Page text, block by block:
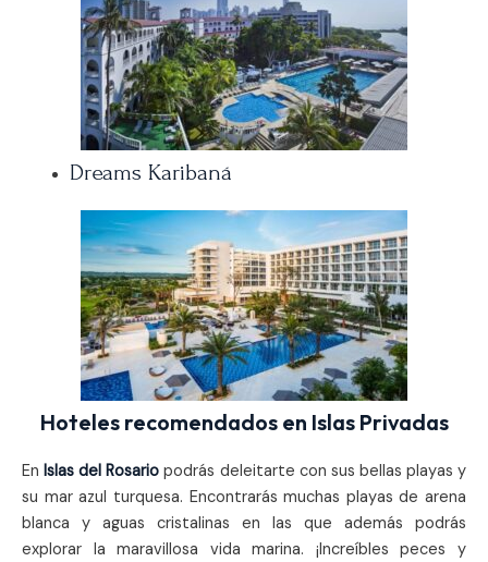
Dreams Karibaná
Hoteles recomendados en Islas Privadas
EnIslas del Rosario podrás deleitarte con sus bellas playas y
su mar azul turquesa. Encontrarás muchas playas de arena
blanca y aguas cristalinas en las que además podrás
explorar la maravillosa vida marina. ¡Increíbles peces y